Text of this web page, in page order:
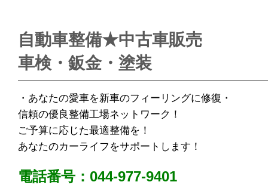
自動車整備★中古車販売
車検・鈑金・塗装
・あなたの愛車を新車のフィーリングに修復・
信頼の優良整備工場ネットワーク！
ご予算に応じた最適整備を！
あなたのカーライフをサポートします！
電話番号：044-977-9401